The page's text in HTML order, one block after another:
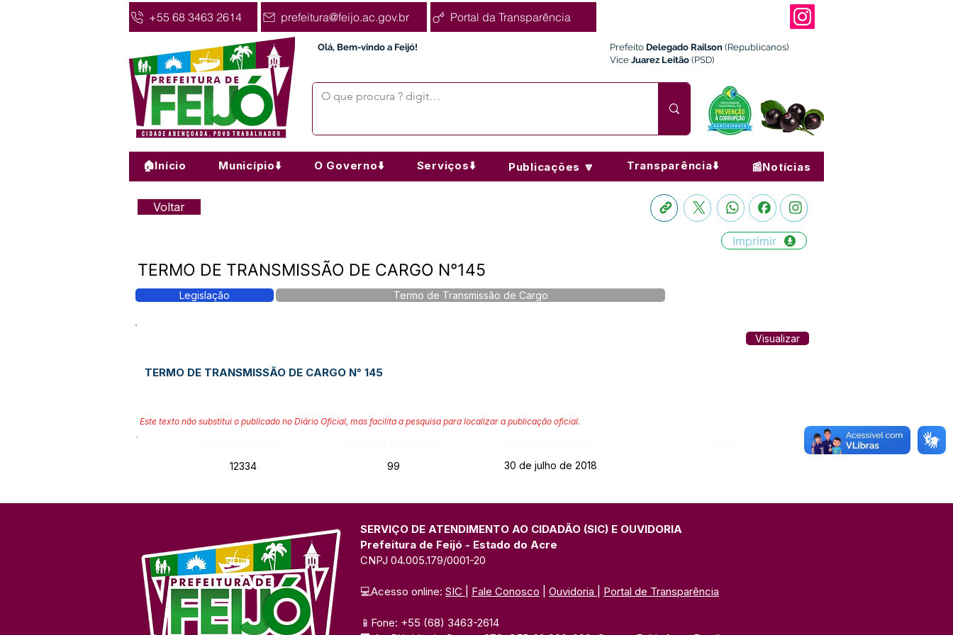
+55 68 3463 2614 prefeitura@feijo.ac.gov.br Portal da Transparência
Olá, Bem-vindo a Feijó! Prefeito Delegado Railson (Republicanos)
Vice Juarez Leitão (PSD)
🏠Início Município⬇️ O Governo⬇️ Serviços⬇️ Publicações 🔽 Transparência⬇️ 📰Notícias
Voltar
Imprimir
TERMO DE TRANSMISSÃO DE CARGO N°145
Legislação Termo de Transmissão de Cargo
Visualizar
TERMO DE TRANSMISSÃO DE CARGO N° 145
Este texto não substitui o publicado no Diário Oficial, mas facilita a pesquisa para localizar a publicação oficial.
12334
99 30 de julho de 2018
SERVIÇO DE ATENDIMENTO AO CIDADÃO (SIC) E OUVIDORIA
Prefeitura de Feijó - Estado do Acre
CNPJ 04.005.179/0001-20
💻Acesso online: SIC Fale Conosco Ouvidoria Portal de Transparência
📱Fone: +55 (68) 3463-2614